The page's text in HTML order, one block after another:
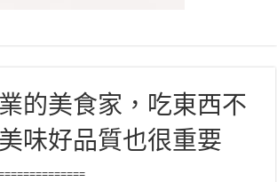
的美食家，吃東西不
味好品質也很重要